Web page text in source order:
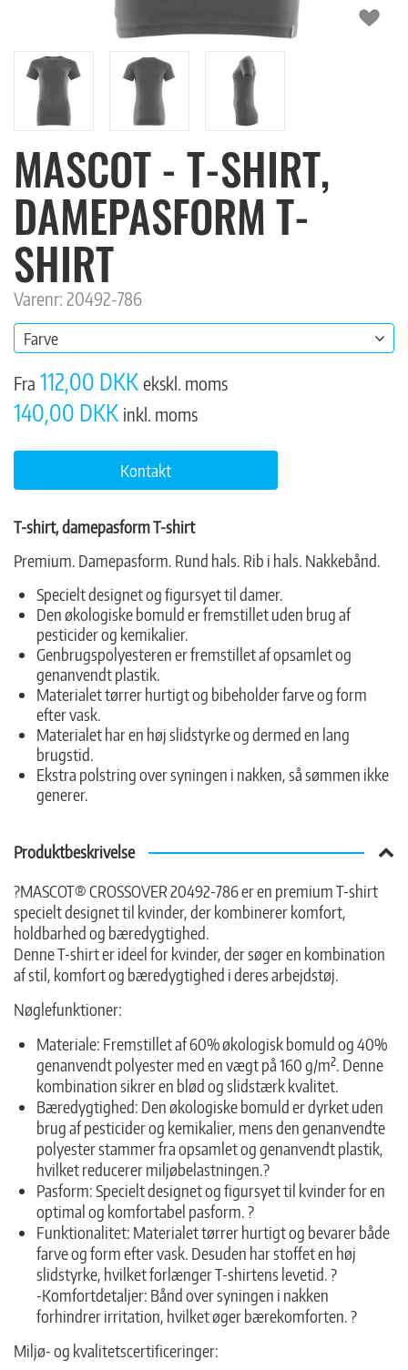
MASCOT - T-SHIRT,
DAMEPASFORM T-
SHIRT
Varenr: 20492-786
Farve
Fra 112,00 DKK ekskl. moms
140,00 DKK inkl. moms
Kontakt
T-shirt, damepasform T-shirt
Premium. Damepasform. Rund hals. Rib i hals. Nakkebånd.
Specielt designet og figursyet til damer.
Den økologiske bomuld er fremstillet uden brug af
pesticider og kemikalier.
Genbrugspolyesteren er fremstillet af opsamlet og
genanvendt plastik.
Materialet tørrer hurtigt og bibeholder farve og form
efter vask.
Materialet har en høj slidstyrke og dermed en lang
brugstid.
Ekstra polstring over syningen i nakken, så sømmen ikke
generer.
Produktbeskrivelse
?MASCOT® CROSSOVER 20492-786 er en premium T-shirt
specielt designet til kvinder, der kombinerer komfort,
holdbarhed og bæredygtighed.
Denne T-shirt er ideel for kvinder, der søger en kombination
af stil, komfort og bæredygtighed i deres arbejdstøj.
Nøglefunktioner:
Materiale: Fremstillet af 60% økologisk bomuld og 40%
genanvendt polyester med en vægt på 160 g/m². Denne
kombination sikrer en blød og slidstærk kvalitet.
Bæredygtighed: Den økologiske bomuld er dyrket uden
brug af pesticider og kemikalier, mens den genanvendte
polyester stammer fra opsamlet og genanvendt plastik,
hvilket reducerer miljøbelastningen.?
Pasform: Specielt designet og figursyet til kvinder for en
optimal og komfortabel pasform. ?
Funktionalitet: Materialet tørrer hurtigt og bevarer både
farve og form efter vask. Desuden har stoffet en høj
slidstyrke, hvilket forlænger T-shirtens levetid. ?
-Komfortdetaljer: Bånd over syningen i nakken
forhindrer irritation, hvilket øger bærekomforten. ?
Miljø- og kvalitetscertificeringer: